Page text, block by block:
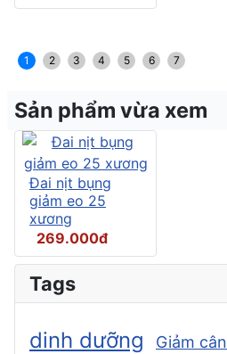
1 2 3 4 5 6 7
Sản phẩm vừa xem
Đai nịt bụng
giảm eo 25
xương
269.000đ
Tags
dinh dưỡng Giảm cân